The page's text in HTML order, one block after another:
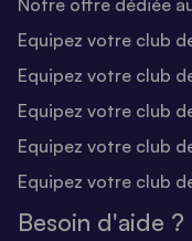
Notre offre dédiée
Equipez votre club
Equipez votre club
Equipez votre club
Equipez votre club
Equipez votre club
Besoin d'aide ?